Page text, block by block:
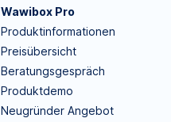
Wawibox Pro
Produktinformationen
Preisübersicht
Beratungsgespräch
Produktdemo
Neugründer Angebot